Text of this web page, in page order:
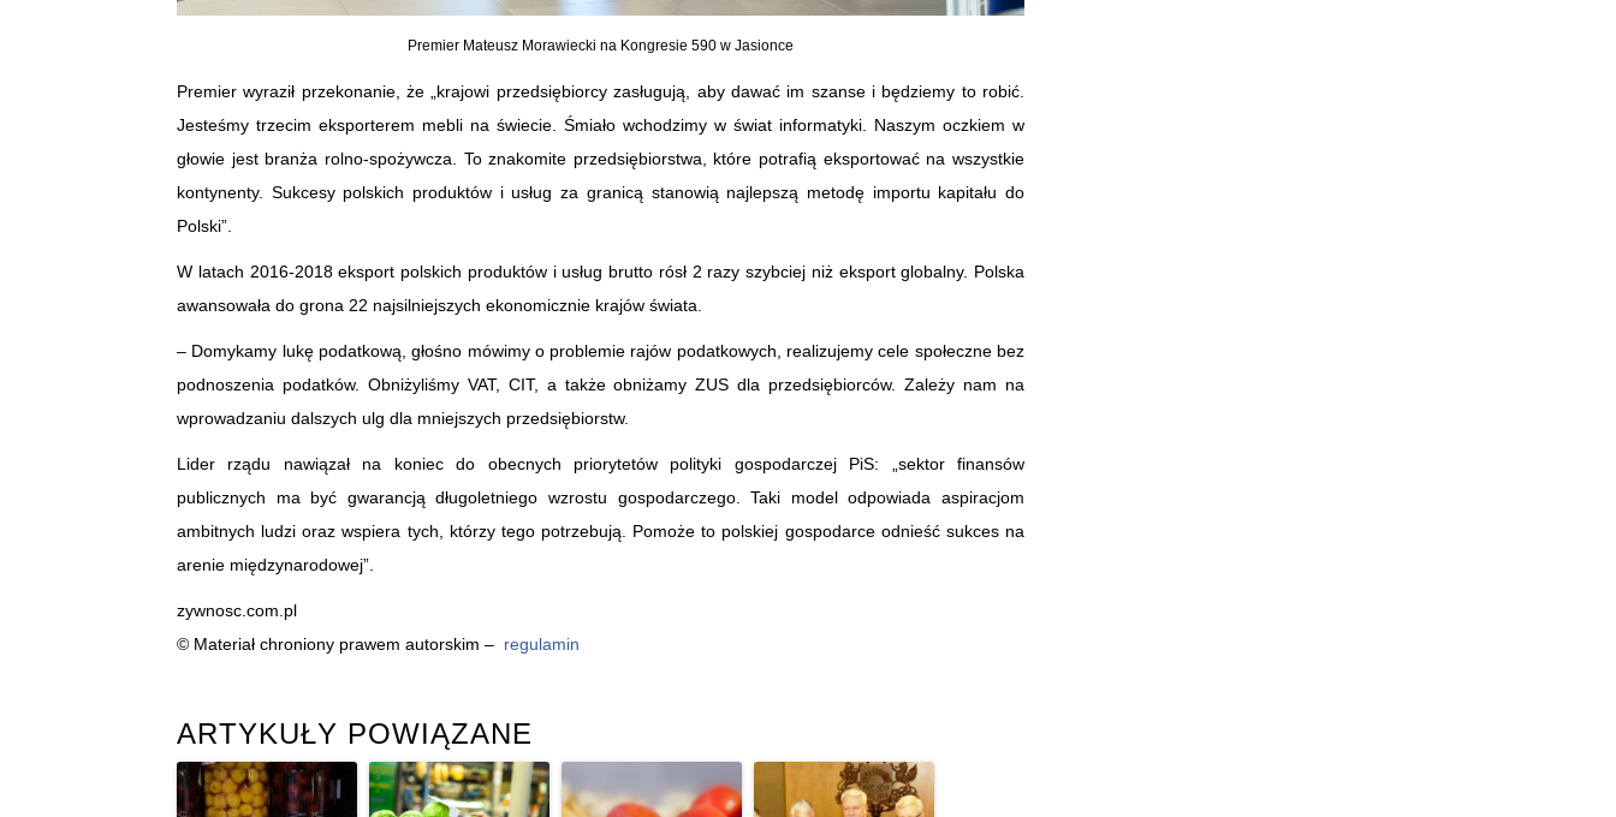
Premier Mateusz Morawiecki na Kongresie 590 w Jasionce
Premier wyraził przekonanie, że „krajowi przedsiębiorcy zasługują, aby dawać im szanse i będziemy to robić.
Jesteśmy trzecim eksporterem mebli na świecie. Śmiało wchodzimy w świat informatyki. Naszym oczkiem w
głowie jest branża rolno-spożywcza. To znakomite przedsiębiorstwa, które potrafią eksportować na wszystkie
kontynenty. Sukcesy polskich produktów i usług za granicą stanowią najlepszą metodę importu kapitału do
Polski”.
W latach 2016-2018 eksport polskich produktów i usług brutto rósł 2 razy szybciej niż eksport globalny. Polska
awansowała do grona 22 najsilniejszych ekonomicznie krajów świata.
– Domykamy lukę podatkową, głośno mówimy o problemie rajów podatkowych, realizujemy cele społeczne bez
podnoszenia podatków. Obniżyliśmy VAT, CIT, a także obniżamy ZUS dla przedsiębiorców. Zależy nam na
wprowadzaniu dalszych ulg dla mniejszych przedsiębiorstw.
Lider rządu nawiązał na koniec do obecnych priorytetów polityki gospodarczej PiS: „sektor finansów
publicznych ma być gwarancją długoletniego wzrostu gospodarczego. Taki model odpowiada aspiracjom
ambitnych ludzi oraz wspiera tych, którzy tego potrzebują. Pomoże to polskiej gospodarce odnieść sukces na
arenie międzynarodowej”.
zywnosc.com.pl
© Materiał chroniony prawem autorskim – regulamin
ARTYKUŁY POWIĄZANE